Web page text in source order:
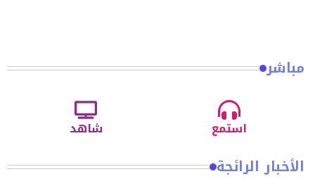
مباشر
استمع شاهد
الأخبار الرائجة